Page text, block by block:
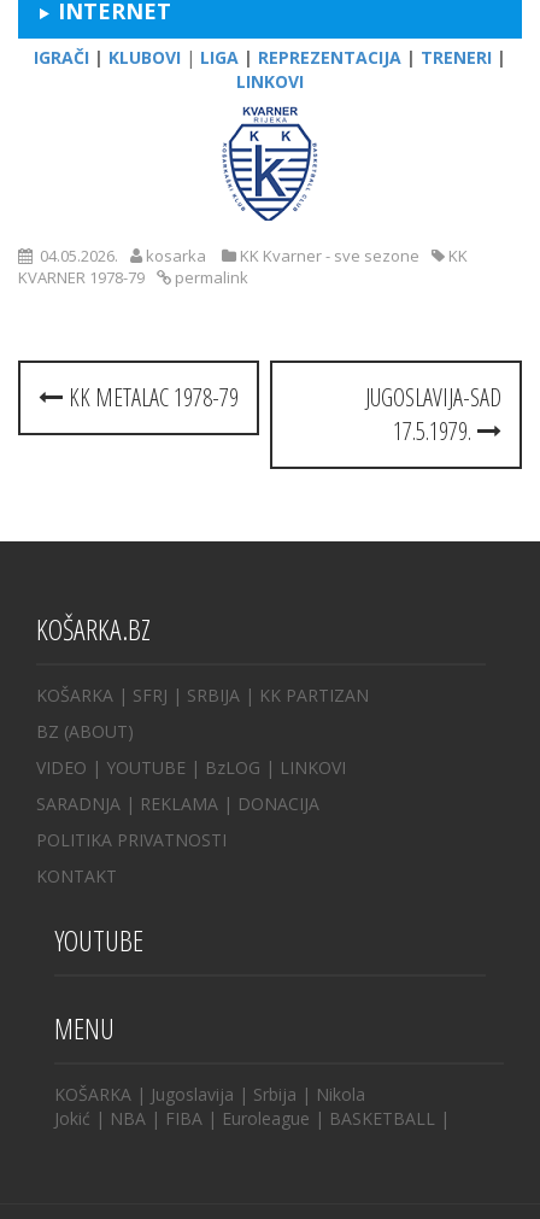
INTERNET
IGRAČI | KLUBOVI | LIGA | REPREZENTACIJA | TRENERI |
LINKOVI
04.05.2026. kosarka KK Kvarner - sve sezone
KK
KVARNER 1978-79
permalink
Post
navigation
KK METALAC 1978-79
JUGOSLAVIJA-SAD
17.5.1979.
KOŠARKA.BZ
KOŠARKA | SFRJ | SRBIJA | KK PARTIZAN
BZ (ABOUT)
VIDEO | YOUTUBE | BzLOG | LINKOVI
SARADNJA | REKLAMA | DONACIJA
POLITIKA PRIVATNOSTI
KONTAKT
YOUTUBE
MENU
KOŠARKA | Jugoslavija | Srbija | Nikola
Jokić | NBA | FIBA | Euroleague | BASKETBALL |